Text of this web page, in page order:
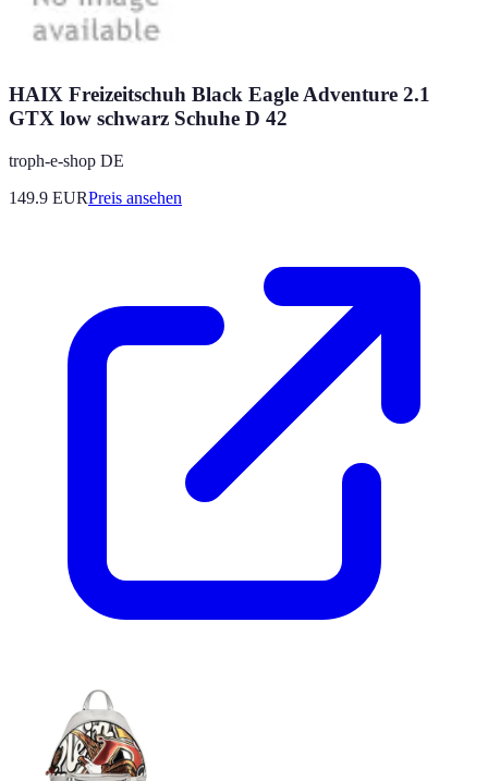
HAIX Freizeitschuh Black Eagle Adventure 2.1
GTX low schwarz Schuhe D 42
troph-e-shop DE
149.9 EURPreis ansehen